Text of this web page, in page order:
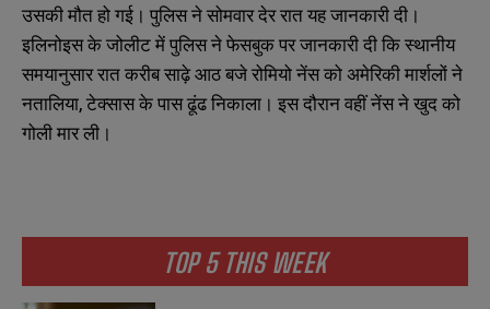
TOP 5 THIS WEEK
उसकी मौत हो गई। पुलिस ने सोमवार देर रात यह जानकारी दी।
इलिनोइस के जोलीट में पुलिस ने फेसबुक पर जानकारी दी कि स्थानीय
समयानुसार रात करीब साढ़े आठ बजे रोमियो नेंस को अमेरिकी मार्शलों ने
नतालिया, टेक्सास के पास ढूंढ निकाला। इस दौरान वहीं नेंस ने खुद को
गोली मार ली।